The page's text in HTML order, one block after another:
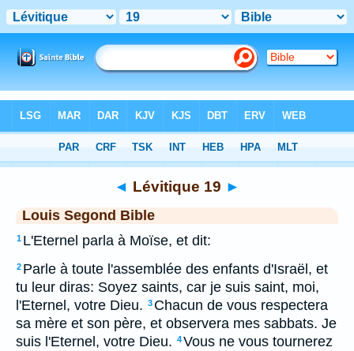
> Lévitique 19
◄ Lévitique 19 ►
Louis Segond Bible
1 L'Eternel parla à Moïse, et dit:
2 Parle à toute l'assemblée des enfants d'Israël, et
tu leur diras: Soyez saints, car je suis saint, moi,
l'Eternel, votre Dieu. 3 Chacun de vous respectera
sa mère et son père, et observera mes sabbats. Je
suis l'Eternel, votre Dieu. 4Vous ne vous tournerez